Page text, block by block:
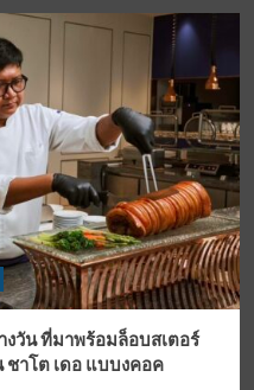
วัน ที่มาพร้อมล็อบสเตอร์
ชาโต เดอ แบบงคอค